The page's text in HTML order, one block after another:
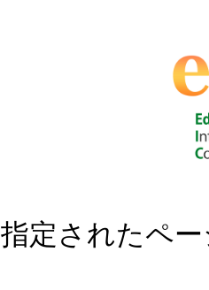
指定されたペ